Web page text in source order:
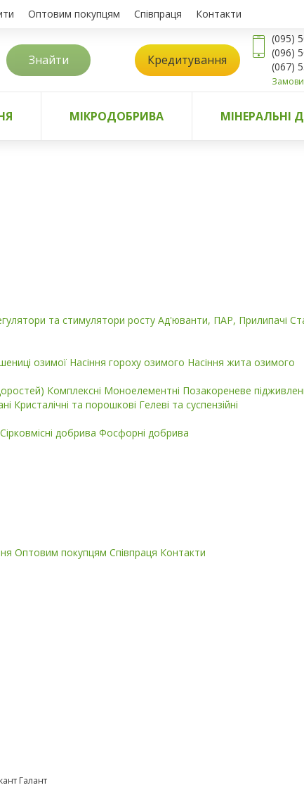
Оптовим покупцям Співпраця Контакти
Знайти Кредитування
(095)
(096)
(067)
МІКРОДОБРИВА МІНЕРАЛЬНІ
та стимулятори росту Ад'юванти, ПАР, Прилипачі
озимої Насіння гороху озимого Насіння жита озимого
Комплексні Моноелементні Позакореневе
Кристалічні та порошкові Гелеві та суспензійні
Сірковмісні добрива Фосфорні добрива
Оптовим покупцям Співпраця Контакти
Галант